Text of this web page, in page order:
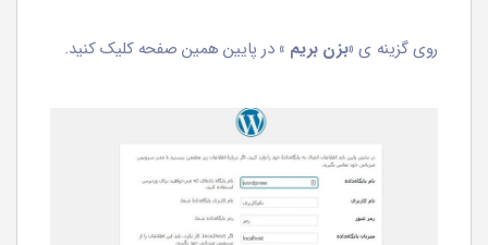
روی گزینه ی «بزن بریم » در پایین همین صفحه کلیک کنید.